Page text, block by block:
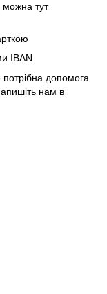
можна тут
IBAN
допомога
нам в